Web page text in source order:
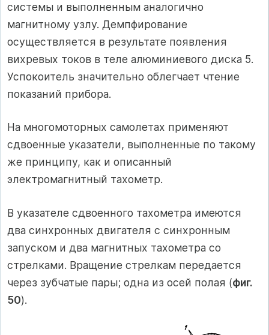
системы и выполненным аналогично
магнитному узлу. Демпфирование
осуществляется в результате появления
вихревых токов в теле алюминиевого диска 5.
Успокоитель значительно облегчает чтение
показаний прибора.
На многомоторных самолетах применяют
сдвоенные указатели, выполненные по такому
же принципу, как и описанный
электромагнитный тахометр.
В указателе сдвоенного тахометра имеются
два синхронных двигателя с синхронным
запуском и два магнитных тахометра со
стрелками. Вращение стрелкам передается
через зубчатые пары; одна из осей полая (фиг.
50).